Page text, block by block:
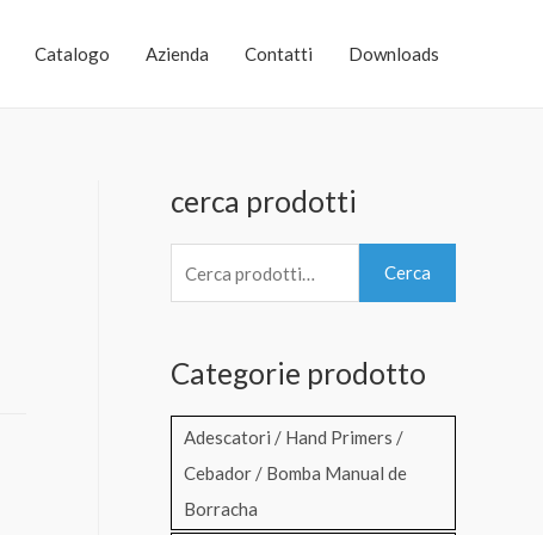
Catalogo Azienda Contatti Downloads
cerca prodotti
e
c
Cerca
Categorie prodotto
Adescatori / Hand Primers /
Cebador / Bomba Manual de
Borracha